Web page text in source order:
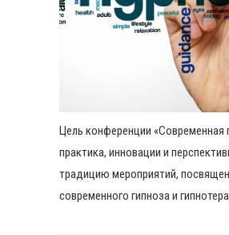
Цель конференции «Современная
практика, инновации и
традицию мероприятий,
современного гипноза и